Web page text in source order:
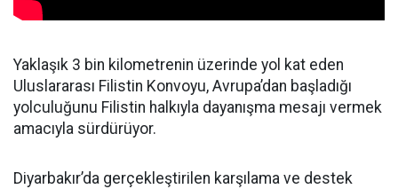
Yaklaşık 3 bin kilometrenin üzerinde yol kat eden
Uluslararası Filistin Konvoyu, Avrupa’dan başladığı
yolculuğunu Filistin halkıyla dayanışma mesajı vermek
amacıyla sürdürüyor.
Diyarbakır’da gerçekleştirilen karşılama ve destek